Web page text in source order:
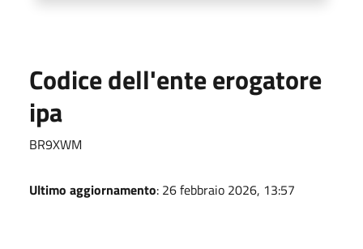
Codice dell'ente erogatore
ipa
BR9XWM
Ultimo aggiornamento: 26 febbraio 2026, 13:57